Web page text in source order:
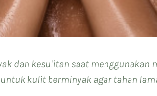
dan kesulitan saat menggunakan
kulit berminyak agar tahan